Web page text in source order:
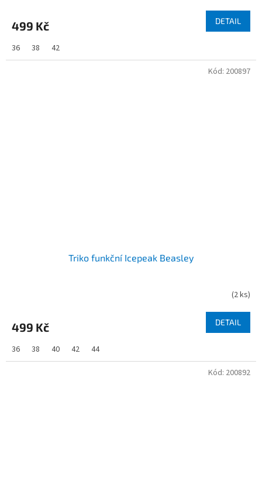
499 Kč DETAIL
36 38 42
Triko funkční Icepeak Beasley
(2 ks)
499 Kč DETAIL
36 38 40 42 44
Kód: 200897
Kód: 200892